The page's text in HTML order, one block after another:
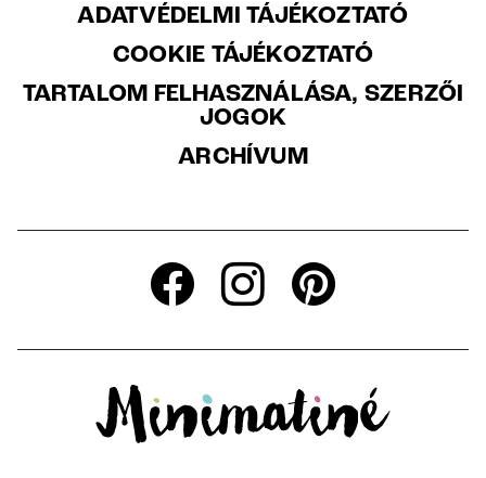
ADATVÉDELMI TÁJÉKOZTATÓ
COOKIE TÁJÉKOZTATÓ
TARTALOM FELHASZNÁLÁSA, SZERZŐI
JOGOK
ARCHÍVUM